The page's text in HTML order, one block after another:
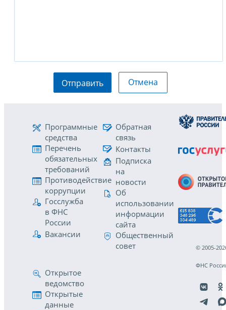
Отправить Отмена
Программные
средства
Перечень
обязательных
требований
Противодействие
коррупции
Госслужба
в ФНС
России
Вакансии
Обратная
связь
Контакты
Подписка
на
новости
Об
использовании
информации
сайта
Общественный
совет
Открытое
ведомство
Открытые
данные
© 2005-
ФНС